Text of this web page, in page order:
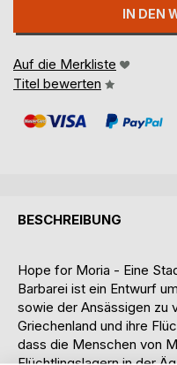
IN DEN
Auf die Merkliste
Titel bewerten
BESCHREIBUNG
Hope for Moria - Eine
Barbarei ist ein Entwurf
sowie der Ansässigen zu
Griechenland und ihre
dass die Menschen von